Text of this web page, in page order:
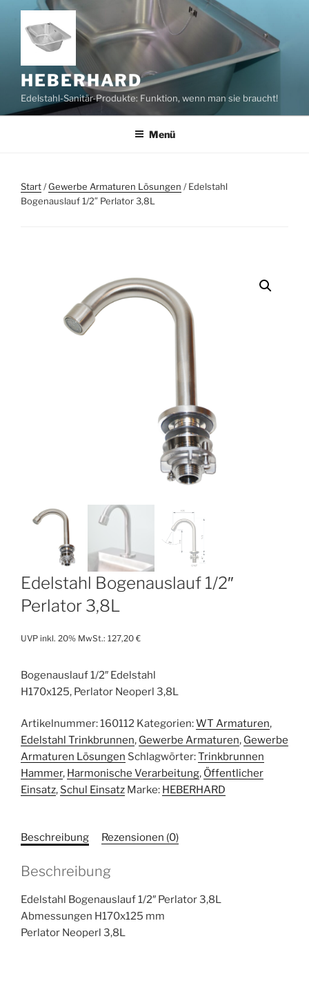
Zum
Inhalt
springen
HEBERHARD
Edelstahl-Sanitär-Produkte: Funktion, wenn man sie braucht!
Menü
Start/Gewerbe Armaturen Lösungen / Edelstahl
Bogenauslauf 1/2″ Perlator 3,8L
Edelstahl Bogenauslauf 1/2″
Perlator 3,8L
UVP inkl. 20% MwSt.: 127,20 €
Bogenauslauf 1/2″ Edelstahl
H170x125, Perlator Neoperl 3,8L
Artikelnummer:160112 Kategorien:WT Armaturen,
Edelstahl Trinkbrunnen, Gewerbe Armaturen, Gewerbe
Armaturen Lösungen Schlagwörter:Trinkbrunnen
Hammer, Harmonische Verarbeitung, Öffentlicher
Einsatz, Schul Einsatz Marke: HEBERHARD
Beschreibung Rezensionen (0)
Beschreibung
Edelstahl Bogenauslauf 1/2″ Perlator 3,8L
Abmessungen H170x125 mm
Perlator Neoperl 3,8L